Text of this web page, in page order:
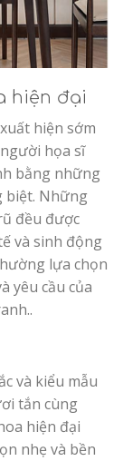
hiện đại
hiện sớm
họa sĩ
bằng những
biệt. Những
đều được
và sinh động
lựa chọn
yêu cầu của
và kiểu mẫu
tắn cùng
hiện đại
nhẹ và bền